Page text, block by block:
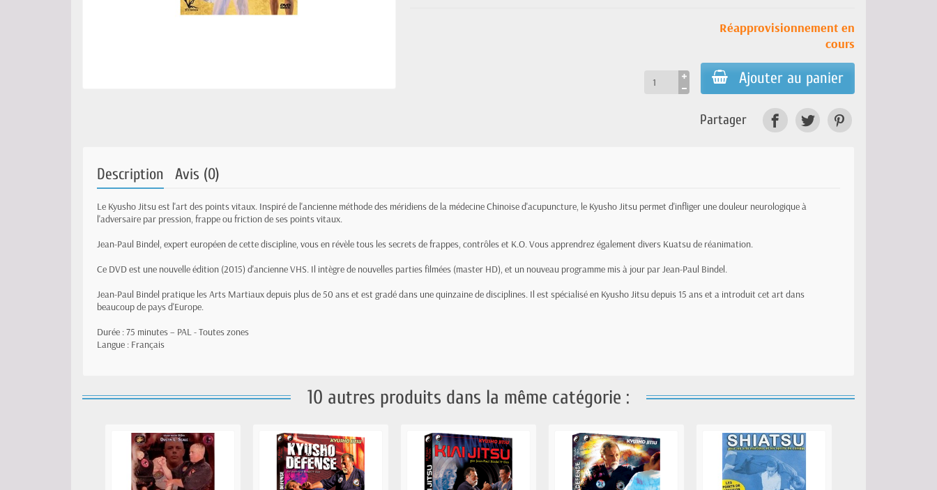
Réapprovisionnement en
cours
Ajouter au panier
Partager
Description Avis (0)
Le Kyusho Jitsu est l'art des points vitaux. Inspiré de l'ancienne méthode des méridiens de la médecine Chinoise d'acupuncture, le Kyusho Jitsu permet d'infliger une douleur neurologique à
l'adversaire par pression, frappe ou friction de ses points vitaux.
Jean-Paul Bindel, expert européen de cette discipline, vous en révèle tous les secrets de frappes, contrôles et K.O. Vous apprendrez également divers Kuatsu de réanimation.
Ce DVD est une nouvelle édition (2015) d'ancienne VHS. Il intègre de nouvelles parties filmées (master HD), et un nouveau programme mis à jour par Jean-Paul Bindel.
Jean-Paul Bindel pratique les Arts Martiaux depuis plus de 50 ans et est gradé dans une quinzaine de disciplines. Il est spécialisé en Kyusho Jitsu depuis 15 ans et a introduit cet art dans
beaucoup de pays d'Europe.
Durée : 75 minutes – PAL - Toutes zones
Langue : Français
10 autres produits dans la même catégorie :